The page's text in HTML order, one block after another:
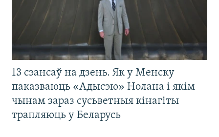
13 сэансаў на дзень. Як у Менску
паказваюць «Адысэю» Нолана і якім
чынам зараз сусьветныя кінагіты
трапляюць у Беларусь